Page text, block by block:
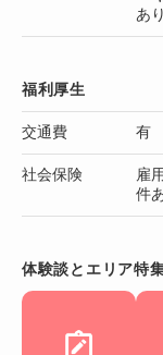
あ
福利厚生
交通費 有
社会保険
雇
件
体験談とエリア特